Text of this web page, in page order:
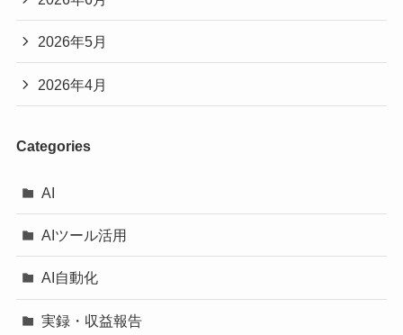
2026年5月
2026年4月
Categories
AI
AIツール活用
AI自動化
実録・収益報告